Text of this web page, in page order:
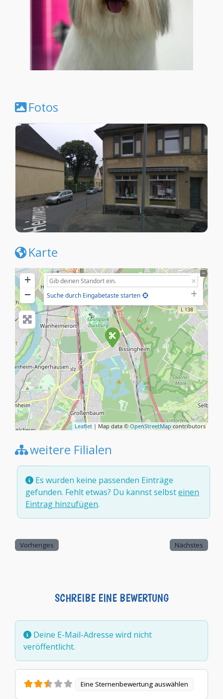
Fotos
Karte
+
−
Suche durch Eingabetaste starten
Leaflet | Map data © OpenStreetMapcontributors
weitere Filialen
Es wurden keine passenden Einträge
gefunden. Fehlt etwas? Du kannst selbsteinen
Eintrag hinzufügen.
Vorheriges Nächstes
SCHREIBE EINE BEWERTUNG
Deine E-Mail-Adresse wird nicht
veröffentlicht.
Eine Sternenbewertung auswählen